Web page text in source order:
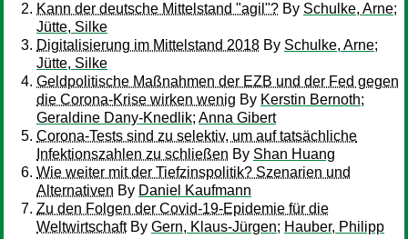
Kann der deutsche Mittelstand "agil"? By Schulke, Arne;
Jütte, Silke
Digitalisierung im Mittelstand 2018 By Schulke, Arne;
Jütte, Silke
Geldpolitische Maßnahmen der EZB und der Fed gegen
die Corona-Krise wirken wenig By Kerstin Bernoth;
Geraldine Dany-Knedlik; Anna Gibert
Corona-Tests sind zu selektiv, um auf tatsächliche
Infektionszahlen zu schließen By Shan Huang
Wie weiter mit der Tiefzinspolitik? Szenarien und
Alternativen By Daniel Kaufmann
Zu den Folgen der Covid-19-Epidemie für die
WeltwirtschaftBy Gern, Klaus-Jürgen; Hauber, Philipp